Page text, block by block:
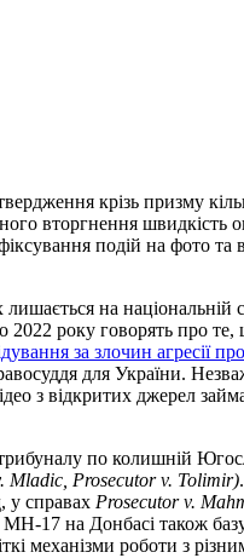
крізь призму
вторгнення швидкість
подій на фото та
на національній
року говорять про те,
за злочин агресії
для України.
з відкритих джерел
по колишній
Mladic, Prosecutor v. Tolimir)
у справах Prosecutor v.
МН-17 на Донбасі також
механізми роботи з